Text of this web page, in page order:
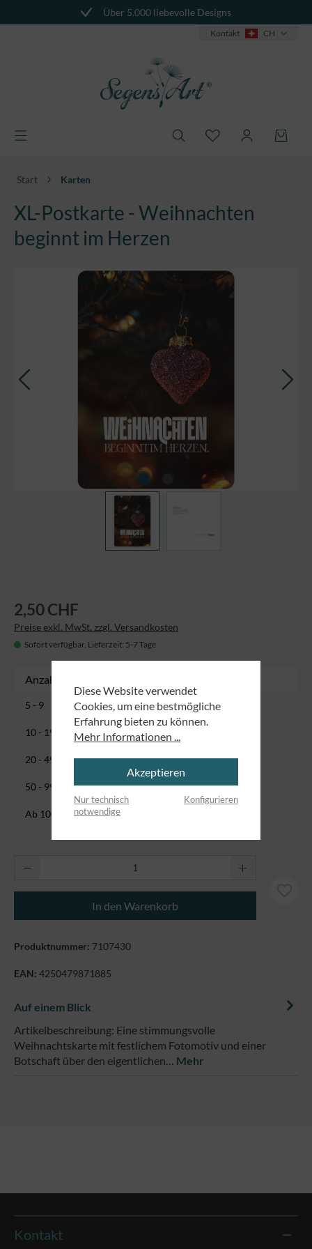
Über 5.000 liebevolle Designs
Kontakt CH
Start Karten
XL-Postkarte - Weihnachten
beginnt im Herzen
Bildergalerie überspringen
2,50 CHF
Preise exkl. MwSt. zzgl. Versandkosten
Sofort verfügbar, Lieferzeit: 5-7 Tage
Anzahl
5 - 9 2,57 CHF
10 - 19 2,43 CHF
20 - 49 2,30 CHF
50 - 99 2,16 CHF
Ab 100
Produkt Anzahl: Gib den gewünschten
In den Warenkorb
Produktnummer: 7107430
EAN: 4250479871885
Auf einem Blick
Artikelbeschreibung: Eine stimmungsvolle
Weihnachtskarte mit festlichem Fotomotiv und einer
Botschaft über den eigentlichen… Mehr
Kontakt
Diese Website verwendet
Cookies, um eine bestmögliche
Erfahrung bieten zu können.
Mehr Informationen ...
Akzeptieren
Nur technisch
notwendige
Konfigurieren